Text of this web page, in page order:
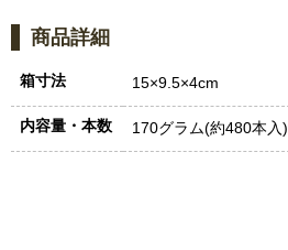
商品詳細
箱寸法 15×9.5×4cm
内容量・本数 170グラム(約480本入)